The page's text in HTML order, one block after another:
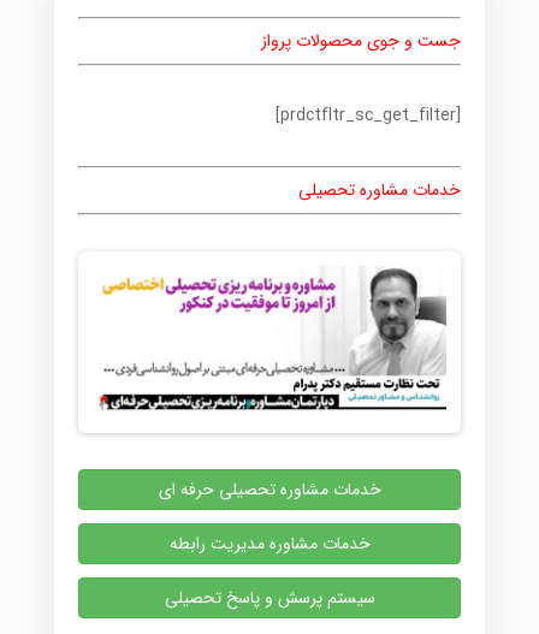
در
محصول
جست و جوی محصولات پرواز
[prdctfltr_sc_get_filter]
خدمات مشاوره تحصیلی
خدمات مشاوره تحصیلی حرفه ای
خدمات مشاوره مدیریت رابطه
سیستم پرسش و پاسخ تحصیلی